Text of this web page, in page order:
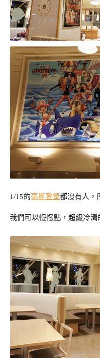
1/15的豪斯登堡都沒有人，
我們可以慢慢點，超級冷清